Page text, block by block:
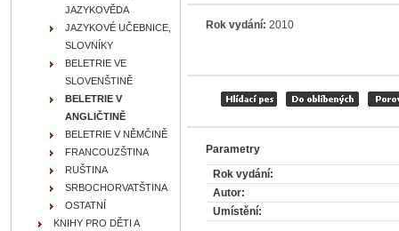
Rok vydání: 2010
Parametry
Rok vydání:
Autor:
Umístění:
JAZYKOVĚDA
JAZYKOVÉ UČEBNICE,
SLOVNÍKY
BELETRIE VE
SLOVENŠTINĚ
BELETRIE V
ANGLIČTINĚ
BELETRIE V NĚMČINĚ
FRANCOUZŠTINA
RUŠTINA
SRBOCHORVATŠTINA
OSTATNÍ
KNIHY PRO DĚTI A